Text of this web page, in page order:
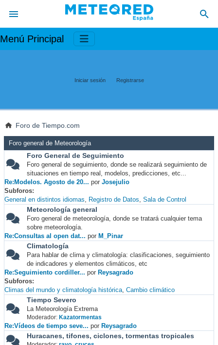
Menú Principal
Iniciar sesión Registrarse
Foro de Tiempo.com
Foro general de Meteorología
Foro General de Seguimiento
Foro general de seguimiento, donde se realizará seguimiento de
situaciones en tiempo real, modelos, predicciones, etc...
Re:Modelos. Agosto de 20... por Josejulio
Subforos
General en distintos idiomas
Registro de Datos Sala de Control
Meteorología general
Foro general de meteorología, donde se tratará cualquier tema
sobre meteorología.
Re:Consultas al open dat... por M_Pinar
Climatología
Para hablar de clima y climatología: clasificaciones, seguimiento
de indicadores y elementos climáticos, etc
Re:Seguimiento cordiller... por Reysagrado
Subforos
Climas del mundo y climatología histórica Cambio climático
Tiempo Severo
La Meteorología Extrema
Moderador: Kazatormentas
Re:Vídeos de tiempo seve... por Reysagrado
Huracanes, tifones, ciclones, tormentas tropicales